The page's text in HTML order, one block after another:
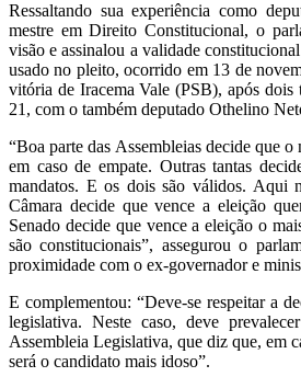
Ressaltando sua experiência como
mestre em Direito Constitucional, o
visão e assinalou a validade
usado no pleito, ocorrido em 13 de
vitória de Iracema Vale (PSB), após dois
21, com o também deputado Othelino
“Boa parte das Assembleias decide que
em caso de empate. Outras tantas
mandatos. E os dois são válidos. Aqui
Câmara decide que vence a eleição
Senado decide que vence a eleição o
são constitucionais”, assegurou o
proximidade com o ex-governador e
E complementou: “Deve-se respeitar a
legislativa. Neste caso, deve
Assembleia Legislativa, que diz que, em
será o candidato mais idoso”.